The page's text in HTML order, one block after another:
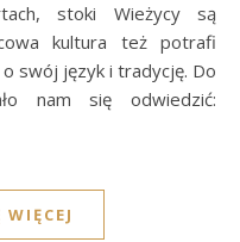
stoki Wieżycy są
kultura też potrafi
swój język i tradycję. Do
nam się odwiedzić: